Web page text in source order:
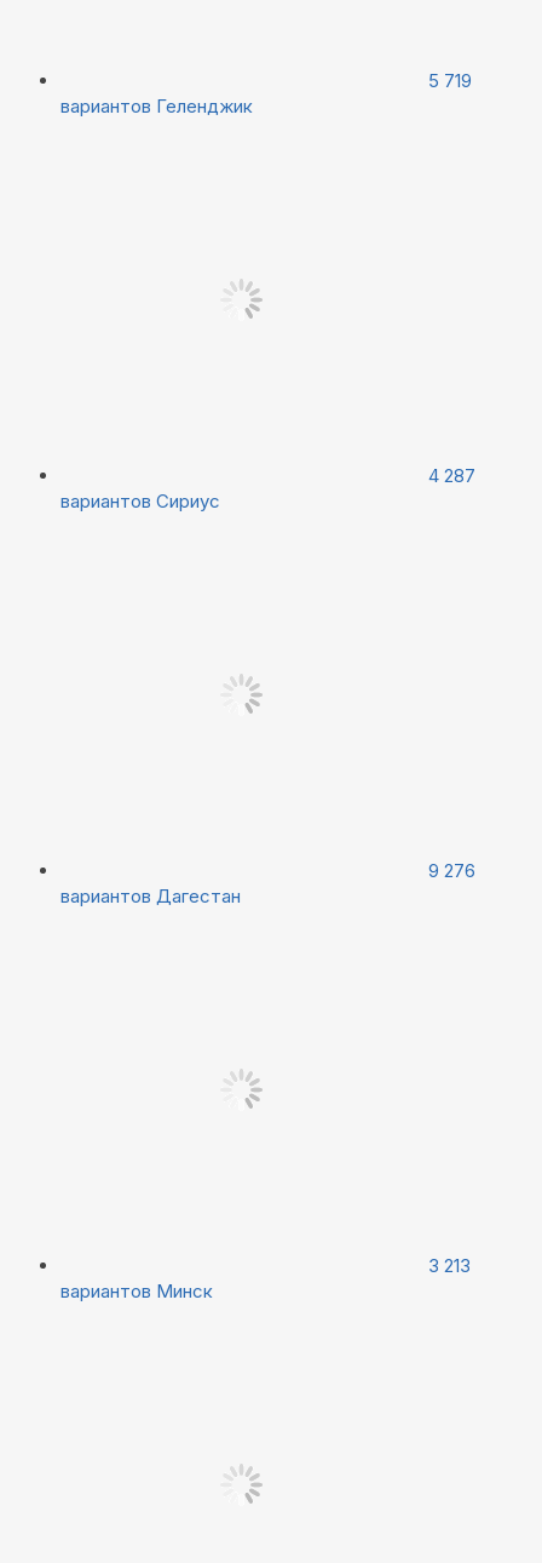
5 719
вариантов Геленджик
4 287
вариантов Сириус
9 276
вариантов Дагестан
3 213
вариантов Минск